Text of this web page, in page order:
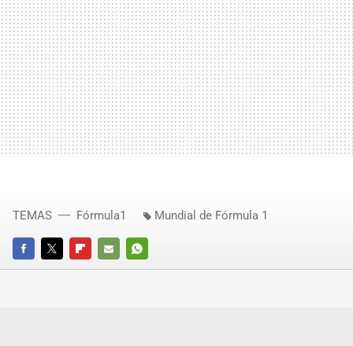
FACEBOOKTWITTERFLIPBOARD
E-
WHATSAPP
TEMAS Fórmula1 Mundial de Fórmula 1